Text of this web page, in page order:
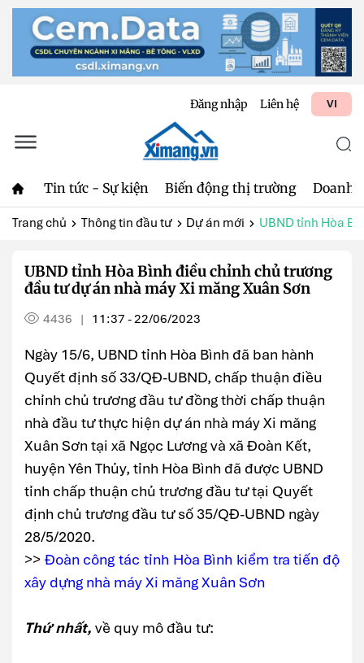
Đăng nhập Liên hệ VI
Tin tức - Sự kiện Biến động thị trường Doanh
Trang chủ Thông tin đầu tư Dự án mới UBND tỉnh Hòa
UBND tỉnh Hòa Bình điều chỉnh chủ trương
đầu tư dự án nhà máy Xi măng Xuân Sơn
4436 | 11:37 - 22/06/2023
Ngày 15/6, UBND tỉnh Hòa Bình đã ban hành
Quyết định số 33/QĐ-UBND, chấp thuận điều
chỉnh chủ trương đầu tư đồng thời chấp thuận
nhà đầu tư thực hiện dự án nhà máy Xi măng
Xuân Sơn tại xã Ngọc Lương và xã Đoàn Kết,
huyện Yên Thủy, tỉnh Hòa Bình đã được UBND
tỉnh chấp thuận chủ trương đầu tư tại Quyết
định chủ trương đầu tư số 35/QĐ-UBND ngày
28/5/2020.
>> Đoàn công tác tỉnh Hòa Bình kiểm tra tiến độ
xây dựng nhà máy Xi măng Xuân Sơn
Thứ nhất, về quy mô đầu tư: